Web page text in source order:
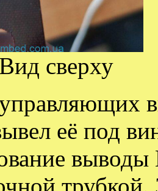
сверху
её под
выводы